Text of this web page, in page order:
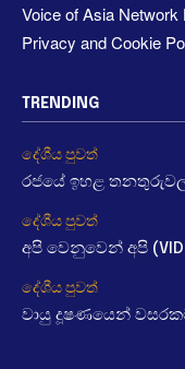
Voice of Asia Network
Privacy and Cookie
TRENDING
දේශීය පුවත්
රජයේ ඉහළ තනතුරුවල
දේශීය පුවත්
අපි වෙනුවෙන් අපි
දේශීය පුවත්
වායු දූෂණයෙන්